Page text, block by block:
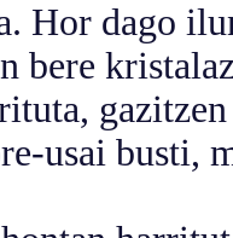
dago
bere
usai busti,